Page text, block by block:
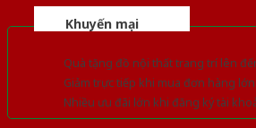
Khuyến mại
Quà tặng đồ nội thất trang trí lên
Giảm trực tiếp khi mua đơn hàng
Nhiều ưu đãi lớn khi đăng ký tài